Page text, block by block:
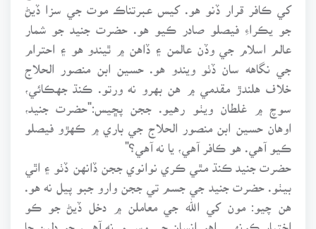
کي ڪافر قرار ڏنو هو. کيس عبرتناڪ موت جي سزا ڏيڻ
جو يڪراءِ فيصلو صادر ڪيو هو. حضرت جنيد جو شمار
عالم اسلام جي وڏن عالمن ۽ ڏاهن ۾ ٿيندو هو ۽ احترام
جي نگاهه سان ڏٺو ويندو هو. حسين ابن منصور الحلاج
خلاف هلندڙ مقدمي ۾ هن بهرو نه ورتو. ڪنڌ جهڪائي،
سوچ ۾ غلطان ويٺو رهيو. ججن پڇيس:"حضرت جنيد،
اوهان حسين ابن منصور الحلاج جي باري ۾ ڪهڙو فيصلو
ڪيو آهي. هو ڪافر آهي، يا نه آهي؟"
حضرت جنيد ڪنڌ مٿي ڪري نوانوي ججن ڏانهن ڏٺو ۽ اٿي
بيٺو. حضرت جنيد جي جسم تي ججن وارو جبو پيل نه هو.
هن چيو: مون کي الله جي معاملن ۾ دخل ڏيڻ جو ڪو
اختيار ڪونهي. اهو انسان جي وس ۾ نه آهي، جو دلين جا